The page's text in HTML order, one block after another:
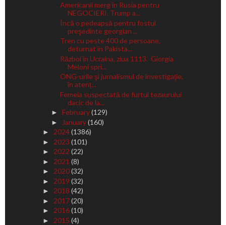
Americanii merg în Rusia pentru
NEGOCIERI. Trump a...
Încă o pedeapsă pentru fostul
preşedinte georgian ...
Tren cu peste 400 de persoane,
deturnat în Pakista...
Război în Ucraina, ziua 1113. Giorgia
Meloni spri...
ONG-urile şi jurnalismul de investigaţie,
în atenț...
Femeia suspectată de furtul tezaurului
dacic de la...
► February(129)
► January(160)
► 2024(1386)
► 2023 (101)
► 2022 (22)
► 2021 (8)
► 2020(32)
► 2019 (32)
► 2018 (42)
► 2017(20)
► 2016(10)
► 2015 (4)